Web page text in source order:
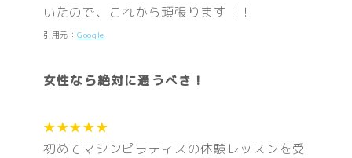
いたので、これから頑張ります！！
引用元： Google
女性なら絶対に通うべき！
★★★★★
初めてマシンピラティスの体験レッスンを受